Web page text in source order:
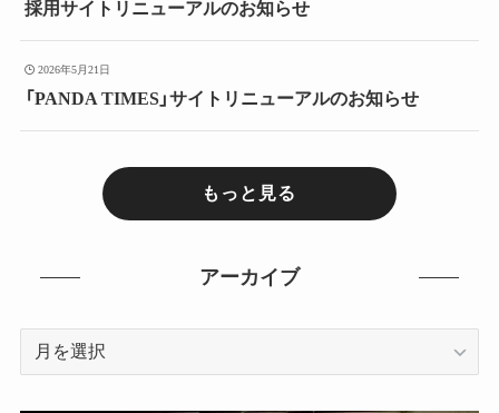
採用サイトリニューアルのお知らせ
2026年5月21日
「PANDA TIMES」サイトリニューアルのお知らせ
もっと見る
アーカイブ